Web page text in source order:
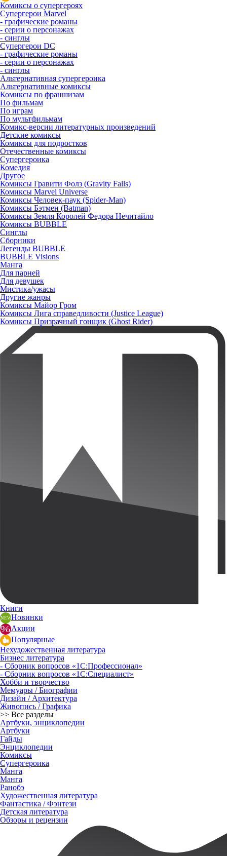
Комиксы о супергероях
Супергерои Marvel
- графические романы
- серии о персонажах
- синглы
Супергерои DC
- графические романы
- серии о персонажах
- синглы
Альтернативная супергероика
Альтернативные комиксы
Комиксы по франшизам
По фильмам
По играм
По мультфильмам
Комикс-версии литературных произведений
Детские комиксы
Комиксы для подростков
Отечественные комиксы
Супергероика
Комедия
Другое
Комиксы Гравити Фолз (Gravity Falls)
Комиксы Marvel Universe
Комиксы Человек-паук (Spider-Man)
Комиксы Бэтмен (Batman)
Комиксы Земля Королей Федора Нечитайло
Комиксы BUBBLE
Синглы
Сборники
Легенды BUBBLE
BUBBLE Visions
Манга
Для парней
Для девушек
Мистика/ужасы
Другие жанры
Комиксы Майор Гром
Комиксы Лига справедливости (Justice League)
Комиксы Призрачный гонщик (Ghost Rider)
Книги
Новинки
Акции
Популярные
Нехудожественная литература
Бизнес литература
- Сборник вопросов «1С:Профессионал»
- Сборник вопросов «1С:Специалист»
Хобби и творчество
Мемуары / Биографии
Дизайн / Архитектура
Живопись / Графика
>> Все разделы
Артбуки, энциклопедии
Артбуки
Гайды
Энциклопедии
Комиксы
Супергероика
Манга
Манга
Ранобэ
Художественная литература
Фантастика / Фэнтези
Детская литература
Обзоры и рецензии